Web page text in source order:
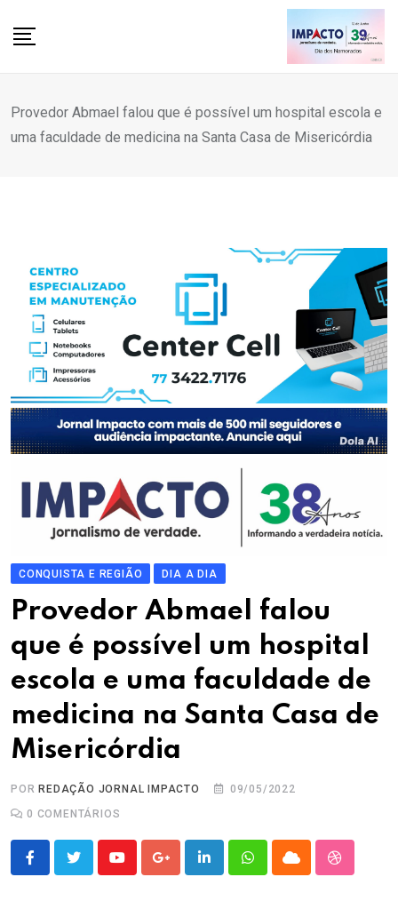
Provedor Abmael falou que é possível um hospital escola e
uma faculdade de medicina na Santa Casa de Misericórdia
CONQUISTA E REGIÃO DIA A DIA
Provedor Abmael falou
que é possível um hospital
escola e uma faculdade de
medicina na Santa Casa de
Misericórdia
POR REDAÇÃO JORNAL IMPACTO
09/05/2022
0 COMENTÁRIOS
YoutubeGoogle+LinkedInWhatsappCloud